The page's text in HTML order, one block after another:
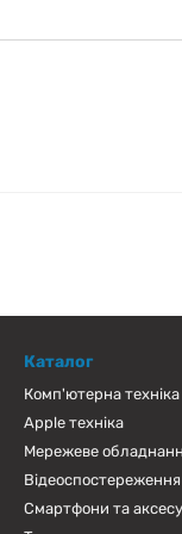
Каталог
Комп'ютерна техніка
Apple техніка
Мережеве
Відеоспостереження
Смартфони та